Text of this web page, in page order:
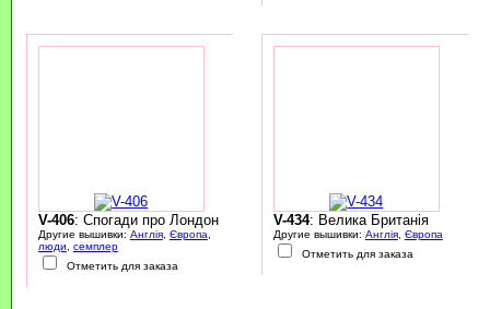
V-406: Спогади про Лондон
Другие вышивки: Англія, Європа,
люди, семплер
Отметить для заказа
V-434: Велика Британія
Другие вышивки: Англія, Європа
Отметить для заказа